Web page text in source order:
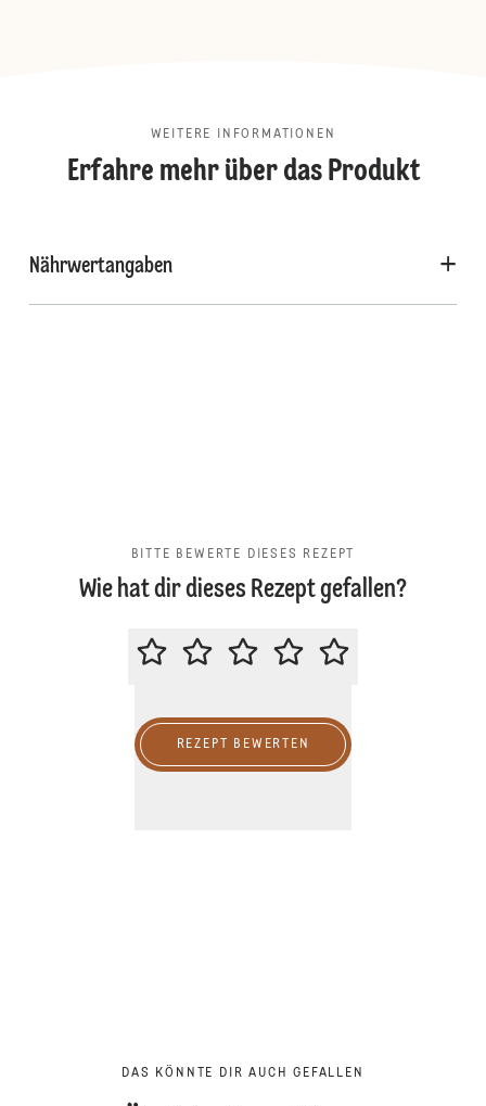
WEITERE INFORMATIONEN
Erfahre mehr über das Produkt
Nährwertangaben
BITTE BEWERTE DIESES REZEPT
Wie hat dir dieses Rezept gefallen?
BITTE BEWERTE DIESES REZEPT
REZEPT BEWERTEN
DAS KÖNNTE DIR AUCH GEFALLEN